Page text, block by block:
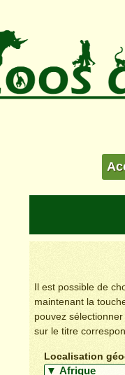
Il est possible de
maintenant la
pouvez
sur le titre
Localisation